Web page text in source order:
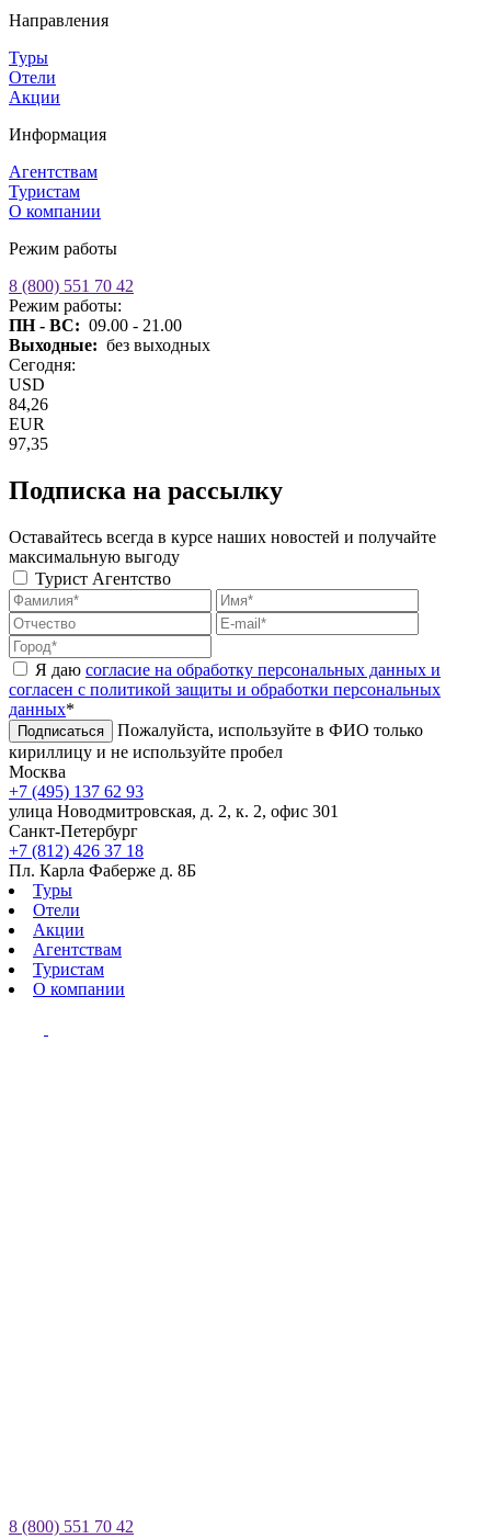
Направления
Туры
Отели
Акции
Информация
Агентствам
Туристам
О компании
Режим работы
8 (800) 551 70 42
Режим работы:
ПН - ВС: 09.00 - 21.00
Выходные: без выходных
Сегодня:
USD
84,26
EUR
97,35
Подписка на рассылку
Оставайтесь всегда в курсе наших новостей и получайте
максимальную выгоду
Турист Агентство
Я даю согласие на обработку персональных данных и
согласен с политикой защиты и обработки персональных
данных*
Подписаться
Пожалуйста, используйте в ФИО только
кириллицу и не используйте пробел
Москва
+7 (495) 137 62 93
улица Новодмитровская, д. 2, к. 2, офис 301
Санкт-Петербург
+7 (812) 426 37 18
Пл. Карла Фаберже д. 8Б
Туры
Отели
Акции
Агентствам
Туристам
О компании
8 (800) 551 70 42